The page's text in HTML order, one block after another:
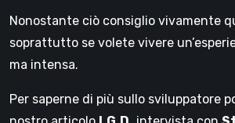
Nonostante ciò consiglio vivamente
soprattutto se volete vivere
ma intensa.
Per saperne di più sullo sviluppatore